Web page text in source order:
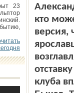
23
кто
версия,
клуба